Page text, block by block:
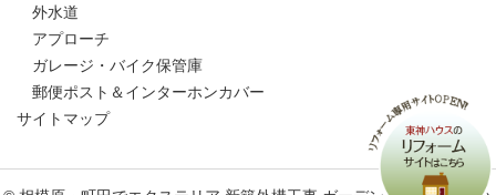
外水道
アプローチ
ガレージ・バイク保管庫
郵便ポスト＆インターホンカバー
サイトマップ